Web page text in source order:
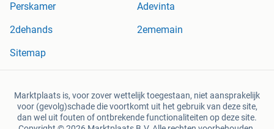
Perskamer
Adevinta
2dehands
2ememain
Sitemap
Marktplaats is, voor zover wettelijk toegestaan, niet aansprakelijk
voor (gevolg)schade die voortkomt uit het gebruik van deze site,
dan wel uit fouten of ontbrekende functionaliteiten op deze site.